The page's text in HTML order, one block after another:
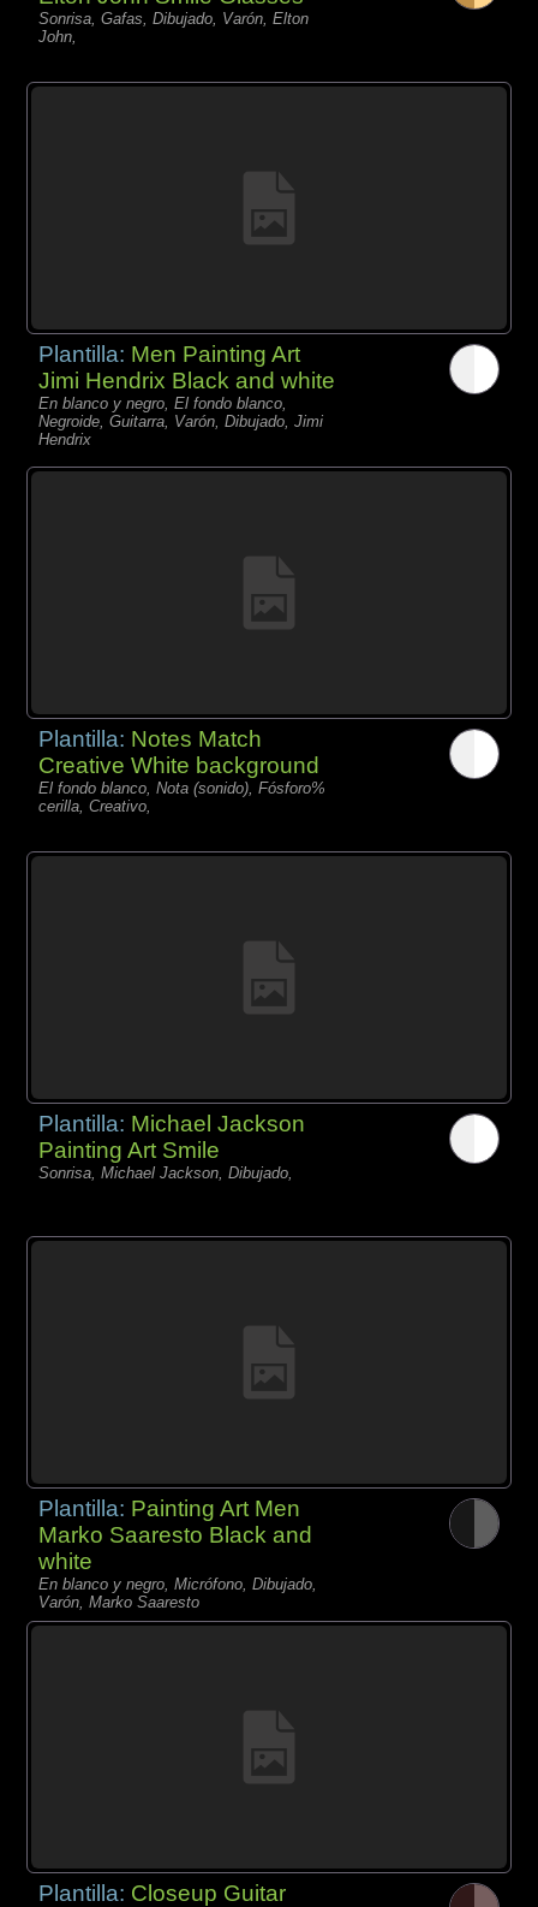
Sonrisa, Gafas, Dibujado, Varón, Elton
John,
Plantilla: Men Painting Art
Jimi Hendrix Black and white
En blanco y negro, El fondo blanco,
Negroide, Guitarra, Varón, Dibujado, Jimi
Hendrix
Plantilla: Notes Match
Creative White background
El fondo blanco, Nota (sonido), Fósforo%
cerilla, Creativo,
Plantilla: Michael Jackson
Painting Art Smile
Sonrisa, Michael Jackson, Dibujado,
Plantilla: Painting Art Men
Marko Saaresto Black and
white
En blanco y negro, Micrófono, Dibujado,
Varón, Marko Saaresto
Plantilla: Closeup Guitar